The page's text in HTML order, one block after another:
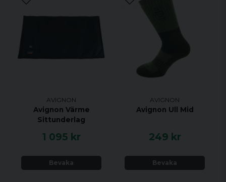
AVIGNON
Avignon Värme
Sittunderlag
1 095 kr
Bevaka
AVIGNON
Avignon Ull Mid
249 kr
Bevaka